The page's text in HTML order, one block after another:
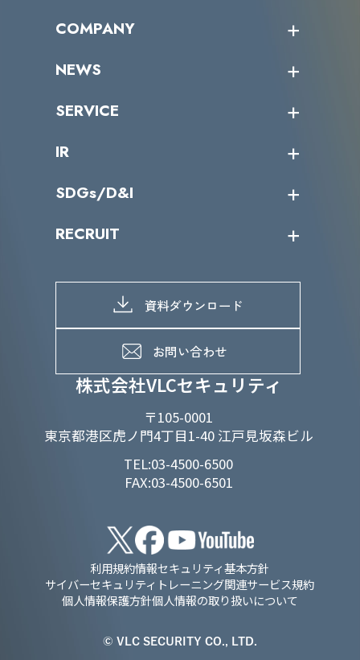
株式会社VLCセキュリティ
〒105-0001
東京都港区虎ノ門4丁目1-40 江戸見坂森ビル
TEL:03-4500-6500
FAX:03-4500-6501
受講者の声
COMPANY
トップメッセージ
ミッション／ビジョン
パートナー企業一覧
NEWS
サイバーニュース
SERVICE
カテゴリー別サービス一覧
IR
IRカレンダー
IRライブラリー
よくあるご質問
SDGs/D&I
当グループのマテリアリティ
SDGs推進体制
D&Iの取り組み
RECRUIT
募集職種一覧
メッセージ
メンバーインタビュー
資料ダウンロード
お問い合わせ
利用規約情報セキュリティ基本方針
サイバーセキュリティトレーニング関連サービス規約
個人情報保護方針個人情報の取り扱いについて
© VLC SECURITY CO., LTD.